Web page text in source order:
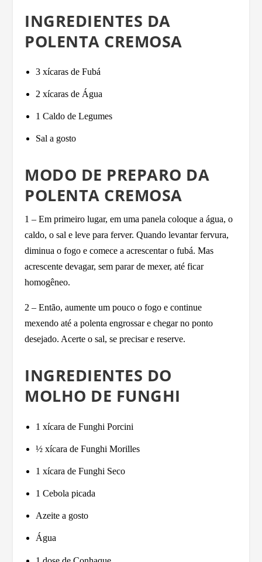
INGREDIENTES DA
POLENTA CREMOSA
3 xícaras de Fubá
2 xícaras de Água
1 Caldo de Legumes
Sal a gosto
MODO DE PREPARO DA
POLENTA CREMOSA
1 – Em primeiro lugar, em uma panela coloque a água, o
caldo, o sal e leve para ferver. Quando levantar fervura,
diminua o fogo e comece a acrescentar o fubá. Mas
acrescente devagar, sem parar de mexer, até ficar
homogêneo.
2 – Então, aumente um pouco o fogo e continue
mexendo até a polenta engrossar e chegar no ponto
desejado. Acerte o sal, se precisar e reserve.
INGREDIENTES DO
MOLHO DE FUNGHI
1 xícara de Funghi Porcini
½ xícara de Funghi Morilles
1 xícara de Funghi Seco
1 Cebola picada
Azeite a gosto
Água